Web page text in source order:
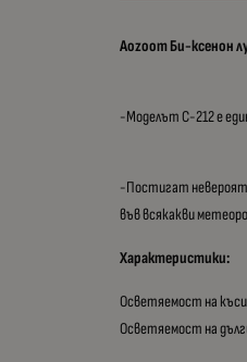
Aozoom Би-ксенон
-Моделът C-212 е
-Постигат
във всякакви
Характеристики:
Осветяемост на къси
Осветяемост на